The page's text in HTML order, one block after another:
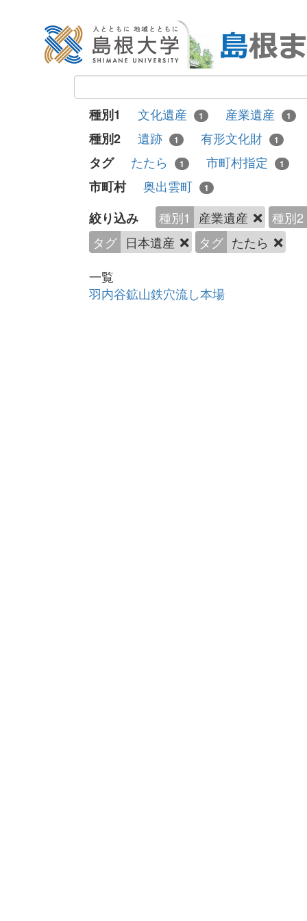
種別1 文化遺産 1 産業遺産 1
種別2 遺跡 1 有形文化財 1
タグ たたら 1 市町村指定 1
市町村
奥出雲町 1
絞り込み 種別1 産業遺産
種別2
タグ 日本遺産 タグ たたら
一覧
羽内谷鉱山鉄穴流し本場